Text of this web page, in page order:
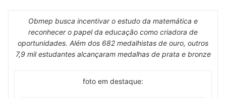
Obmep busca incentivar o estudo da matemática e
reconhecer o papel da educação como criadora de
oportunidades. Além dos 682 medalhistas de ouro, outros
7,9 mil estudantes alcançaram medalhas de prata e bronze
foto em destaque: